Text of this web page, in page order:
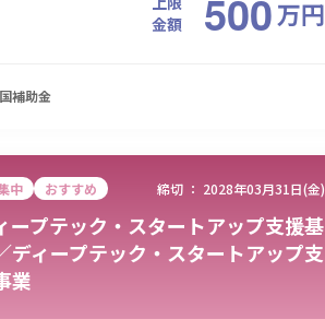
金額
500万円
補助金
中 おすすめ 締切 ： 2028年03月31日(金)
ープテック・スタートアップ支援基
ディープテック・スタートアップ支
業